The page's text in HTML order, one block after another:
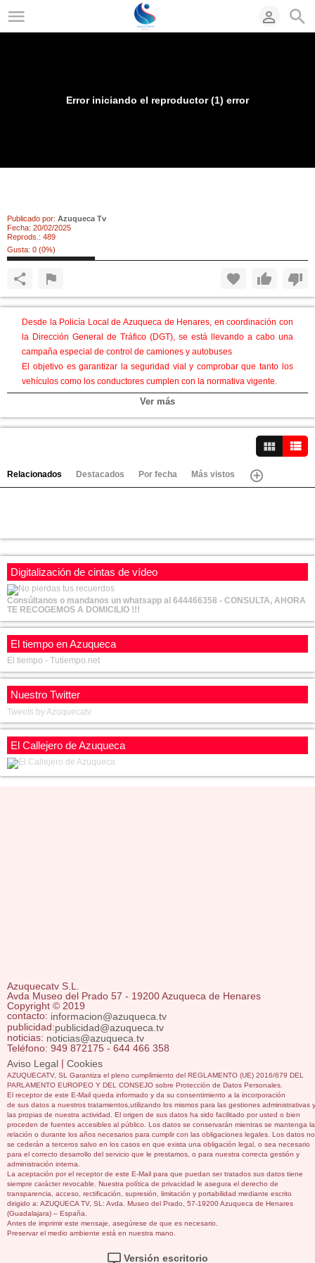
Error iniciando el reproductor (1) error
Publicado por: Azuqueca Tv
Fecha: 20/02/2025
Reprods.: 489
Gusta: 0 (0%)
Desde la Policía Local de Azuqueca de Henares, en coordinación con
la Dirección General de Tráfico (DGT), se está llevando a cabo una
campaña especial de control de camiones y autobuses
El objetivo es garantizar la seguridad vial y comprobar que tanto los
vehículos como los conductores cumplen con la normativa vigente.
Policia Local de Azuqueca en los dos primeros días de esta campaña
y conductores, lo que ha derivado en la correspondiente tramitación
Nos recuerdan desde el cuerpo policial la importancia de llevar toda la
documentación en regla y respetar la normativa para una circulación
segura para todos.
Canales:
Villanueva de la Torre
Alovera
Marchamalo
Cabanillas
Azuqueca
Ver más
Relacionados Destacados Por fecha Más vistos
Digitalización de cintas de vídeo
Consúltanos o mandanos un whatsapp al 644466358 - CONSULTA, AHORA
TE RECOGEMOS A DOMICILIO !!!
El tiempo en Azuqueca
El tiempo - Tutiempo.net
Nuestro Twitter
Tweets by Azuquecatv
El Callejero de Azuqueca
Azuquecatv S.L.
Avda Museo del Prado 57 - 19200 Azuqueca de Henares
Copyright © 2019
contacto: informacion@azuqueca.tv
publicidad:publicidad@azuqueca.tv
noticias: noticias@azuqueca.tv
Teléfono: 949 872175 - 644 466 358
Aviso Legal | Cookies
AZUQUECATV, SL Garantiza el pleno cumplimiento del REGLAMENTO (UE) 2016/679 DEL
PARLAMENTO EUROPEO Y DEL CONSEJO sobre Protección de Datos Personales.
El receptor de este E-Mail queda informado y da su consentimiento a la incorporación
de sus datos a nuestros tratamientos,utilizando los mismos para las gestiones administrativas y
las propias de nuestra actividad. El origen de sus datos ha sido facilitado por usted o bien
proceden de fuentes accesibles al público. Los datos se conservarán mientras se mantenga la
relación o durante los años necesarios para cumplir con las obligaciones legales. Los datos no
se cederán a terceros salvo en los casos en que exista una obligación legal, o sea necesario
para el correcto desarrollo del servicio que le prestamos, o para nuestra correcta gestión y
administración interna.
La aceptación por el receptor de este E-Mail para que puedan ser tratados sus datos tiene
siempre carácter revocable. Nuestra política de privacidad le asegura el derecho de
transparencia, acceso, rectificación, supresión, limitación y portabilidad mediante escrito
dirigido a: AZUQUECA TV, SL: Avda. Museo del Prado, 57-19200 Azuqueca de Henares
(Guadalajara) – España.
Antes de imprimir este mensaje, asegúrese de que es necesario.
Preservar el medio ambiente está en nuestra mano.
Versión escritorio